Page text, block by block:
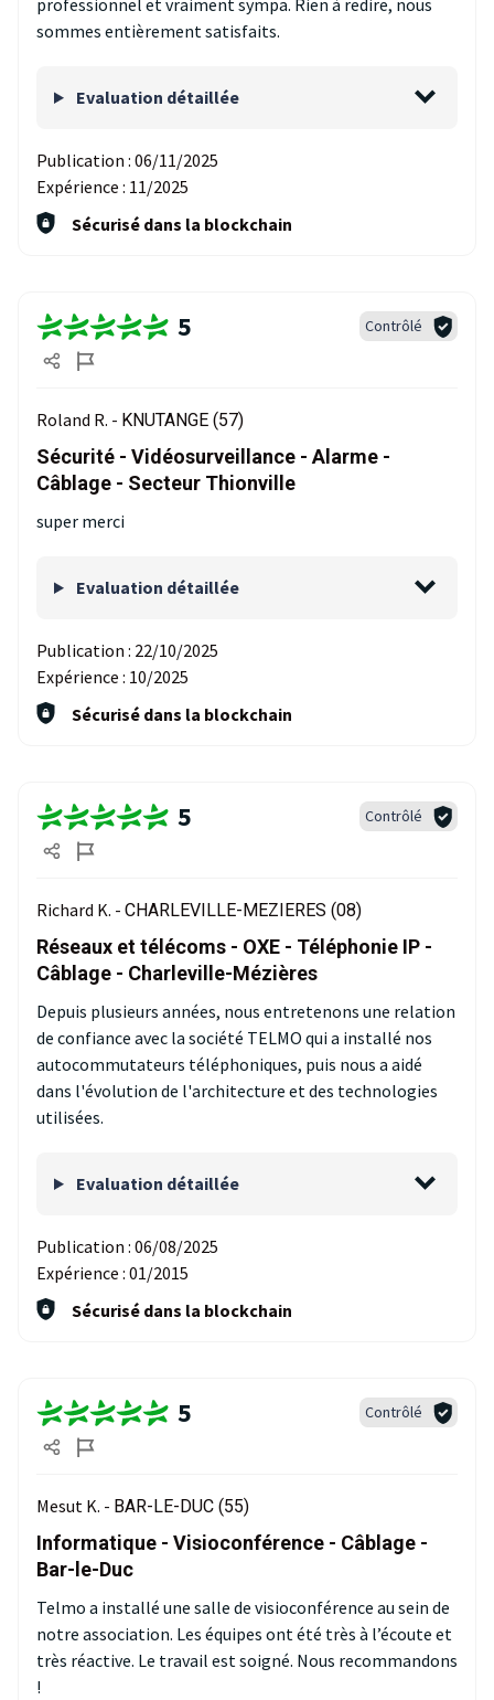
professionnel et vraiment sympa. Rien à redire, nous
sommes entièrement satisfaits.
Evaluation détaillée
Publication : 06/11/2025
Expérience : 11/2025
Sécurisé dans la blockchain
5 Contrôlé
Roland R. - KNUTANGE (57)
Sécurité - Vidéosurveillance - Alarme -
Câblage - Secteur Thionville
super merci
Evaluation détaillée
Publication : 22/10/2025
Expérience : 10/2025
Sécurisé dans la blockchain
5 Contrôlé
Richard K. - CHARLEVILLE-MEZIERES (08)
Réseaux et télécoms - OXE - Téléphonie IP -
Câblage - Charleville-Mézières
Depuis plusieurs années, nous entretenons une relation
de confiance avec la société TELMO qui a installé nos
autocommutateurs téléphoniques, puis nous a aidé
dans l'évolution de l'architecture et des technologies
utilisées.
Evaluation détaillée
Publication : 06/08/2025
Expérience : 01/2015
Sécurisé dans la blockchain
5 Contrôlé
Mesut K. - BAR-LE-DUC (55)
Informatique - Visioconférence - Câblage -
Bar-le-Duc
Telmo a installé une salle de visioconférence au sein de
notre association. Les équipes ont été très à l’écoute et
très réactive. Le travail est soigné. Nous recommandons
!